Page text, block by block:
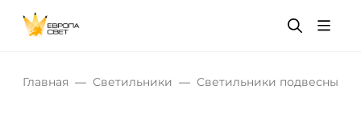
Главная Светильники Светильники подвесные